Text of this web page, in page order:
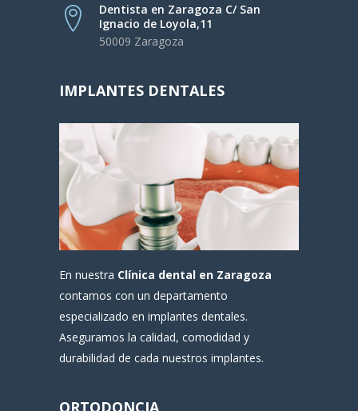
Dentista en Zaragoza C/ San
Ignacio de Loyola,11
50009 Zaragoza
IMPLANTES DENTALES
En nuestra Clínica dental en Zaragoza
contamos con un departamento
especializado en implantes dentales.
Aseguramos la calidad, comodidad y
durabilidad de cada nuestros implantes.
ORTODONCIA